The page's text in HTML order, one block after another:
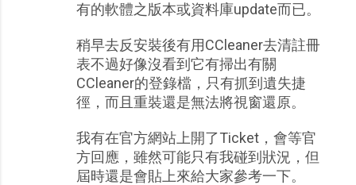
有的軟體之版本或資料庫update而已。
稍早去反安裝後有用CCleaner去清註冊
表不過好像沒看到它有掃出有關
CCleaner的登錄檔，只有抓到遺失捷
徑，而且重裝還是無法將視窗還原。
我有在官方網站上開了Ticket，會等官
方回應，雖然可能只有我碰到狀況，但
屆時還是會貼上來給大家參考一下。